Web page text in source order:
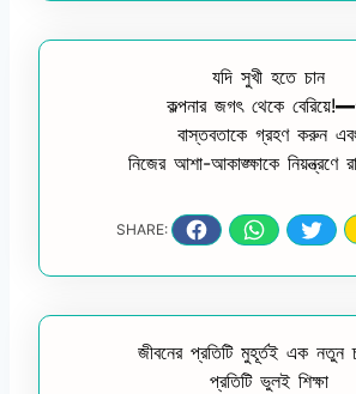
যদি সুখী হতে চান
কল্পনার জগৎ থেকে
বাস্তবতাকে গ্রহণ করুন
নিজের আশা-আকাঙ্ক্ষাকে
SHARE:
জীবনের প্রতিটি মুহূর্তই এক নতুন
প্রতিটি ভুলই শিক্ষা